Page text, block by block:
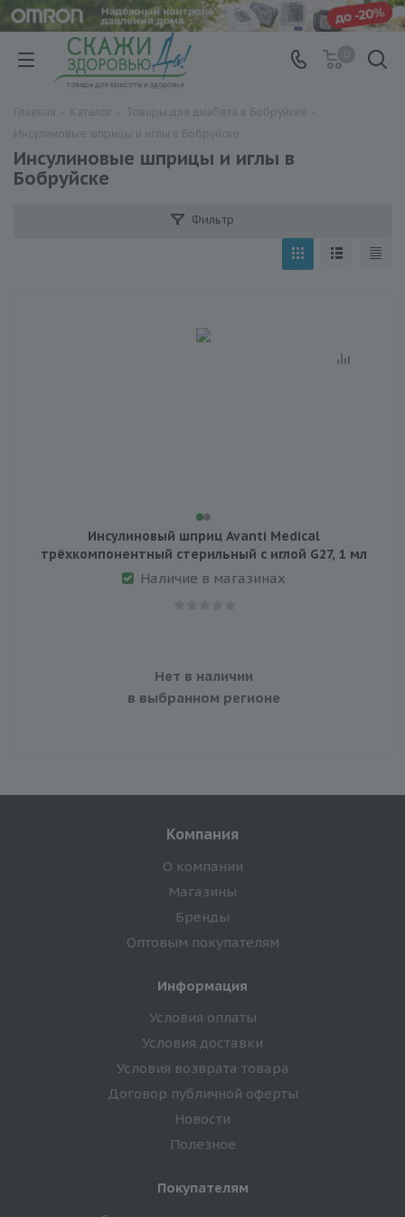
Инсулиновые шприцы и иглы в
Бобруйске
Фильтр
Инсулиновый шприц Avanti Medical
трёхкомпонентный стерильный с иглой G27, 1 мл
Наличие в магазинах
Нет в наличии
в выбранном регионе
Компания
О компании
Магазины
Бренды
Оптовым покупателям
Информация
Условия оплаты
Условия доставки
Условия возврата товара
Договор публичной оферты
Новости
Полезное
Покупателям